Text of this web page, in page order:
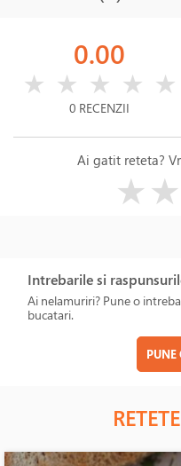
0.00
★ ★ ★ ★ ★
0 RECENZII
Ai gatit reteta?
★★
Intrebarile si
Ai nelamuriri? Pune o
bucatari.
PUNE